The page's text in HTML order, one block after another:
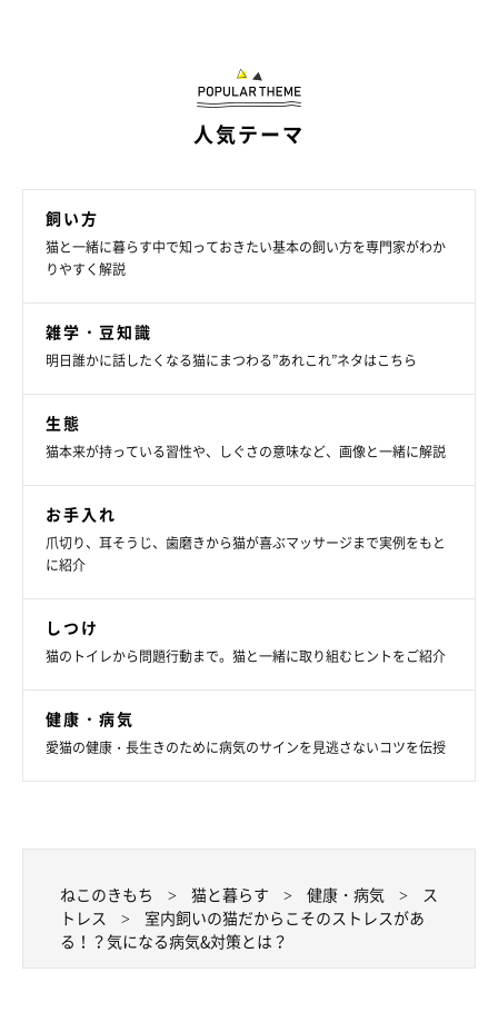
トイレは常に清潔にしておこう
猫が排泄を我慢しないように、快適な排泄環境を作りましょう。
長時間の外出でこまめに掃除ができないときや、複数飼いの場合
は、猫の数＋1個のトイレを用意しておけるといいですね。
室内飼いの猫は、インドア生活による刺激不足からもストレスを
感じることもあるので、快適な環境を整えるとともに、一緒に遊
んで退屈しすぎないようにしてあげてくださいね♪
聖母坂どうぶつ病院獣医師 鵜飼佳美先生、帝京科学大学助教 動
物看護師 小野寺温先生）
文／ishikawa_A
※写真はスマホアプリ「いぬ・ねこのきもち」で投稿されたもの
人気テーマ
飼い方
猫と一緒に暮らす中で知っておきたい基本の飼い方を専門家がわか
りやすく解説
雑学・豆知識
明日誰かに話したくなる猫にまつわる”あれこれ”ネタはこちら
生態
猫本来が持っている習性や、しぐさの意味など、画像と一緒に解説
お手入れ
爪切り、耳そうじ、歯磨きから猫が喜ぶマッサージまで実例をもと
に紹介
しつけ
猫のトイレから問題行動まで。猫と一緒に取り組むヒントをご紹介
健康・病気
愛猫の健康・長生きのために病気のサインを見逃さないコツを伝授
ねこのきもち 猫と暮らす 健康・病気
ス
トレス
室内飼いの猫だからこそのストレスがあ
る！？気になる病気&対策とは？